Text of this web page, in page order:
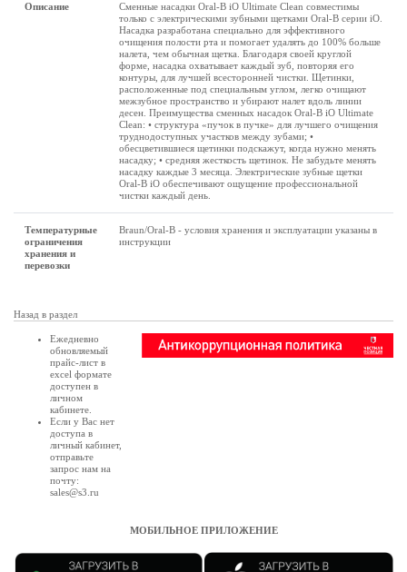
Описание
Сменные насадки Oral-B iO Ultimate Clean совместимы
только с электрическими зубными щетками Oral-B серии iO.
Насадка разработана специально для эффективного
очищения полости рта и помогает удалять до 100% больше
налета, чем обычная щетка. Благодаря своей круглой
форме, насадка охватывает каждый зуб, повторяя его
контуры, для лучшей всесторонней чистки. Щетинки,
расположенные под специальным углом, легко очищают
межзубное пространство и убирают налет вдоль линии
десен. Преимущества сменных насадок Oral-B iO Ultimate
Clean: • структура «пучок в пучке» для лучшего очищения
труднодоступных участков между зубами; •
обесцветившиеся щетинки подскажут, когда нужно менять
насадку; • средняя жесткость щетинок. Не забудьте менять
насадку каждые 3 месяца. Электрические зубные щетки
Oral-B iO обеспечивают ощущение профессиональной
чистки каждый день.
Температурные
ограничения
хранения и
перевозки
Braun/Oral-B - условия хранения и эксплуатации указаны в
инструкции
Назад в раздел
Ежедневно
обновляемый
прайс-лист в
excel формате
доступен в
личном
кабинете
Если у Вас нет
доступа в
личный кабинет,
отправьте
запрос нам на
почту:
sales@s3.ru
МОБИЛЬНОЕ ПРИЛОЖЕНИЕ